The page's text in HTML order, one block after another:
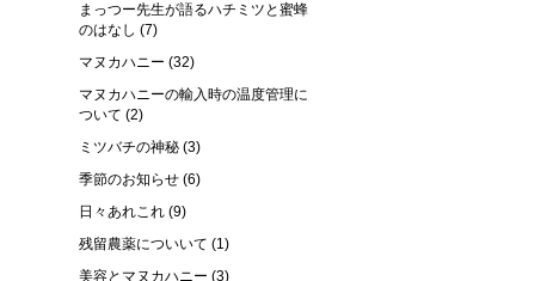
まっつー先生が語るハチミツと蜜蜂
のはなし (7)
マヌカハニー (32)
マヌカハニーの輸入時の温度管理に
ついて (2)
ミツバチの神秘 (3)
季節のお知らせ (6)
日々あれこれ (9)
残留農薬についいて (1)
美容とマヌカハニー (3)